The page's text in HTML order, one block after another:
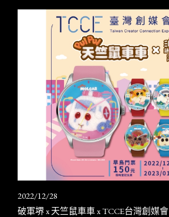
2022/12/28
破軍堺 x 天竺鼠車車 x TCCE台灣創媒會